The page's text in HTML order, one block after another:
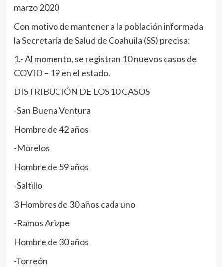
marzo 2020
Con motivo de mantener a la población informada
la Secretaría de Salud de Coahuila (SS) precisa:
1.- Al momento, se registran 10 nuevos casos de
COVID – 19 en el estado.
DISTRIBUCIÓN DE LOS 10 CASOS
-San Buena Ventura
Hombre de 42 años
-Morelos
Hombre de 59 años
-Saltillo
3 Hombres de 30 años cada uno
-Ramos Arizpe
Hombre de 30 años
-Torreón